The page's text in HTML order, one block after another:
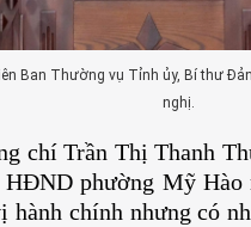
Ban Thường vụ Tỉnh ủy, Bí thư
nghị.
chí Trần Thị Thanh
phường Mỹ Hào
chính nhưng có